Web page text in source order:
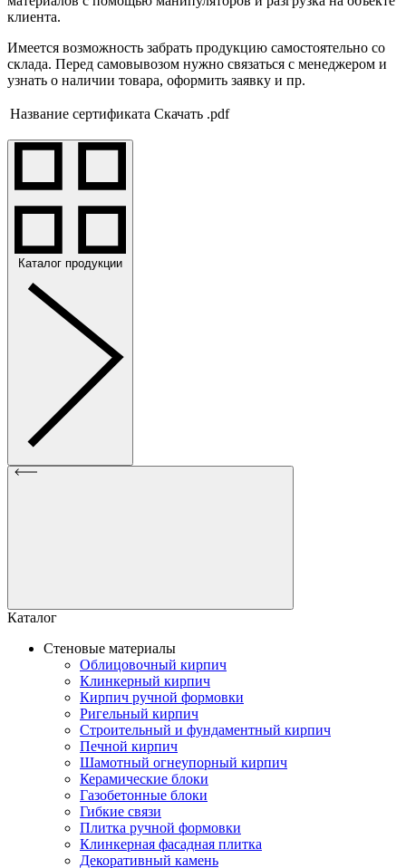
клиента.
Имеется возможность забрать продукцию самостоятельно со
склада. Перед самовывозом нужно связаться с менеджером и
узнать о наличии товара, оформить заявку и пр.
Название сертификата Скачать .pdf
Каталог продукции
Каталог
Стеновые материалы
Облицовочный кирпич
Клинкерный кирпич
Кирпич ручной формовки
Ригельный кирпич
Строительный и фундаментный кирпич
Печной кирпич
Шамотный огнеупорный кирпич
Керамические блоки
Газобетонные блоки
Гибкие связи
Плитка ручной формовки
Клинкерная фасадная плитка
Декоративный камень